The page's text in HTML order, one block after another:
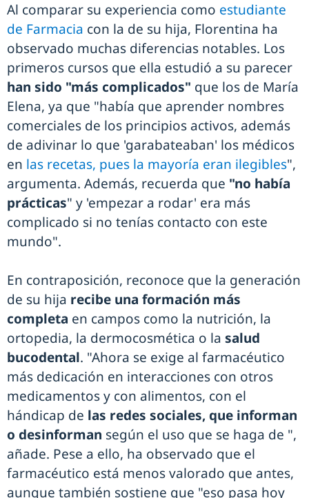
Al comparar su experiencia como estudiante
de Farmacia con la de su hija, Florentina ha
observado muchas diferencias notables. Los
primeros cursos que ella estudió a su parecer
han sido "más complicados" que los de María
Elena, ya que "había que aprender nombres
comerciales de los principios activos, además
de adivinar lo que 'garabateaban' los médicos
en las recetas, pues la mayoría eran ilegibles",
argumenta. Además, recuerda que "no había
prácticas" y 'empezar a rodar' era más
complicado si no tenías contacto con este
mundo".
En contraposición, reconoce que la generación
de su hija recibe una formación más
completa en campos como la nutrición, la
ortopedia, la dermocosmética o la salud
bucodental. "Ahora se exige al farmacéutico
más dedicación en interacciones con otros
medicamentos y con alimentos, con el
hándicap de las redes sociales, que informan
o desinforman según el uso que se haga de ",
añade. Pese a ello, ha observado que el
farmacéutico está menos valorado que antes,
aunque también sostiene que "eso pasa hoy